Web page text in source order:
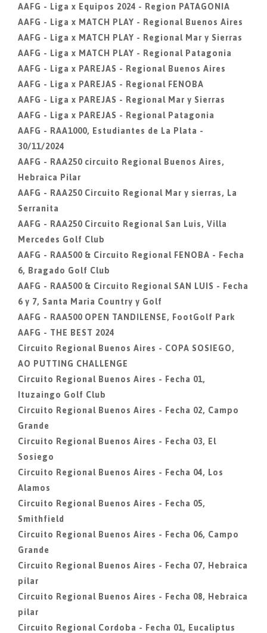
AAFG - Liga x Equipos 2024 - Region PATAGONIA
AAFG - Liga x MATCH PLAY - Regional Buenos Aires
AAFG - Liga x MATCH PLAY - Regional Mar y Sierras
AAFG - Liga x MATCH PLAY - Regional Patagonia
AAFG - Liga x PAREJAS - Regional Buenos Aires
AAFG - Liga x PAREJAS - Regional FENOBA
AAFG - Liga x PAREJAS - Regional Mar y Sierras
AAFG - Liga x PAREJAS - Regional Patagonia
AAFG - RAA1000, Estudiantes de La Plata -
30/11/2024
AAFG - RAA250 circuito Regional Buenos Aires,
Hebraica Pilar
AAFG - RAA250 Circuito Regional Mar y sierras, La
Serranita
AAFG - RAA250 Circuito Regional San Luis, Villa
Mercedes Golf Club
AAFG - RAA500 & Circuito Regional FENOBA - Fecha
6, Bragado Golf Club
AAFG - RAA500 & Circuito Regional SAN LUIS - Fecha
6 y 7, Santa Maria Country y Golf
AAFG - RAA500 OPEN TANDILENSE, FootGolf Park
AAFG - THE BEST 2024
Circuito Regional Buenos Aires - COPA SOSIEGO,
AO PUTTING CHALLENGE
Circuito Regional Buenos Aires - Fecha 01,
Ituzaingo Golf Club
Circuito Regional Buenos Aires - Fecha 02, Campo
Grande
Circuito Regional Buenos Aires - Fecha 03, El
Sosiego
Circuito Regional Buenos Aires - Fecha 04, Los
Alamos
Circuito Regional Buenos Aires - Fecha 05,
Smithfield
Circuito Regional Buenos Aires - Fecha 06, Campo
Grande
Circuito Regional Buenos Aires - Fecha 07, Hebraica
pilar
Circuito Regional Buenos Aires - Fecha 08, Hebraica
pilar
Circuito Regional Cordoba - Fecha 01, Eucaliptus